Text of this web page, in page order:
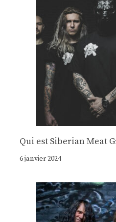
Qui est Siberian Meat
6 janvier 2024